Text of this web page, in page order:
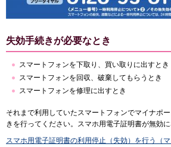
失効手続きが必要なとき
スマートフォンを下取り、買い取りに出すとき
スマートフォンを回収、破棄してもらうとき
スマートフォンを修理に出すとき
それまで利用していたスマートフォンでマイナポ
きを行ってください。スマホ用電子証明書が無効に
スマホ用電子証明書の利用停止（失効）を行う（